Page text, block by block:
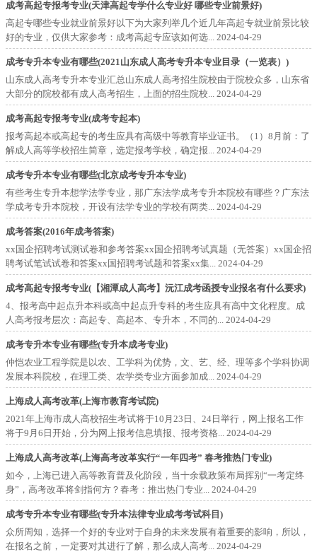
成考高起专报考专业(天津高起专学什么专业好 哪些专业前景好)
高起专哪些专业就业前景好以下为大家列举几个近几年高起专就业前景比较
好的专业，仅供大家参考：成考高起专应该如何选... 2024-04-29
成考专升本专业有哪些(2021山东成人高考专升本专业目录（一览表）)
山东成人高考专升本专业汇总山东成人高考招生院校由于院校众多，山东省
大部分的院校都有成人高考招生，上面的招生院校... 2024-04-29
成考高起专报考专业(成考专起本)
报考高起本或高起专的考生应具有高级中等教育毕业证书。（1）8月前：了
解成人高等学校招生简章，选定报考学校，确定报... 2024-04-29
成考专升本专业有哪些(北京成考专升本专业)
有些考生专升本想学法学专业，那广东法学成考专升本院校有哪些？广东法
学成考专升本院校，开设有法学专业的学校有两类... 2024-04-29
成考答案(2016年成考答案)
xx国企招聘考试测试卷和参考答案xx国企招聘考试真题（无答案）xx国企招
聘考试笔试试卷和答案xx国招聘考试题和答案xx集... 2024-04-29
成考高起专报考专业(【湘潭成人高考】沅江成考函授专业报名有什么要求)
4、报考高中起点升本科或高中起点升专科的考生应具有高中文化程度。成
人高考报考层次：高起专、高起本、专升本，不同的... 2024-04-29
成考专升本专业有哪些(专升本成考专业)
仲恺农业工程学院是以农、工学科为优势，文、艺、经、理等多个学科协调
发展本科院校，在理工类、农学类专业方面参加成... 2024-04-29
上海成人高考改革(上海市教育考试院)
2021年上海市成人高校招生考试将于10月23日、24日举行，网上报名工作
将于9月6日开始，分为网上报考信息填报、报考资格... 2024-04-29
上海成人高考改革(上海高考改革实行“一年四考” 春考推热门专业)
如今，上海已进入高等教育普及化阶段，当十余载政策布局挥别“一考定终
身”，高考改革将剑指何方？春考：推出热门专业... 2024-04-29
成考专升本专业有哪些(专升本法律专业成考考试科目)
众所周知，选择一个好的专业对于自身的未来发展有着重要的影响，所以，
在报名之前，一定要对其进行了解，那么成人高考... 2024-04-29